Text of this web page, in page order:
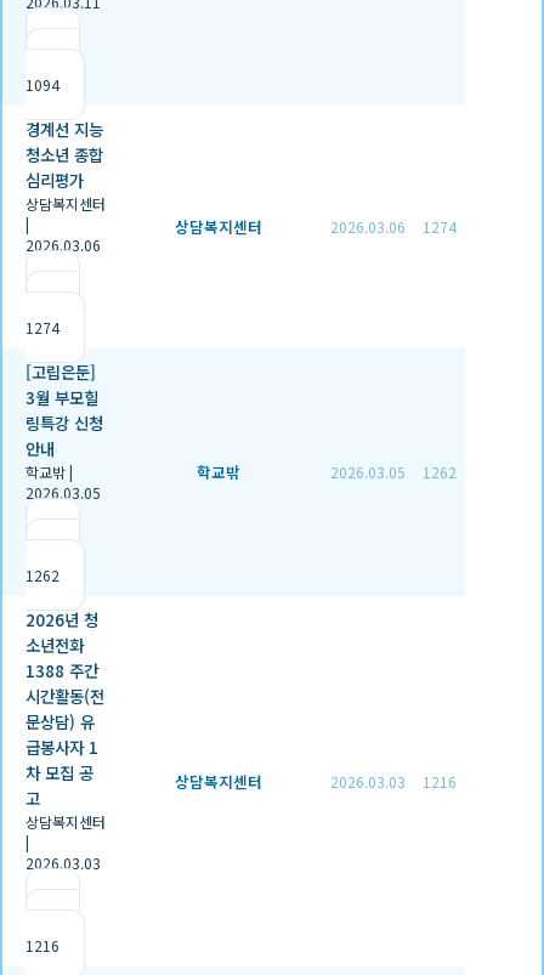
|
1094
경계선 지능
청소년 종합
심리평가
상담복지센터
|
2026.03.06
|
1274
상담복지센터 2026.03.06 1274
[고립은둔]
3월 부모힐
링특강 신청
안내
학교밖|
2026.03.05
|
1262
학교밖 2026.03.05 1262
2026년 청
소년전화
1388 주간
시간활동(전
문상담) 유
급봉사자 1
차 모집 공
고
상담복지센터
|
2026.03.03
|
1216
상담복지센터 2026.03.03 1216